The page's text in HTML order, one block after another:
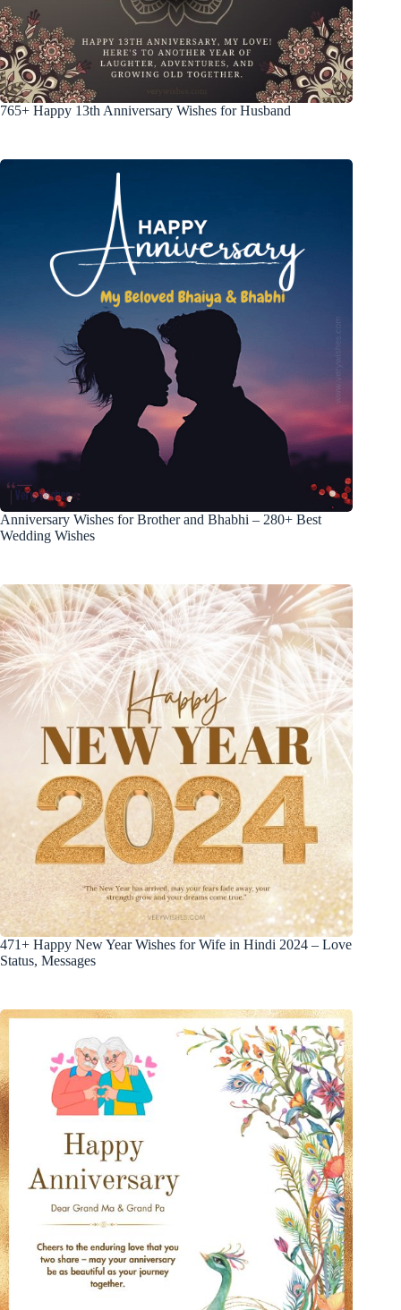
765+ Happy 13th Anniversary Wishes for Husband
Anniversary Wishes for Brother and Bhabhi – 280+ Best
Wedding Wishes
471+ Happy New Year Wishes for Wife in Hindi 2024 – Love
Status, Messages